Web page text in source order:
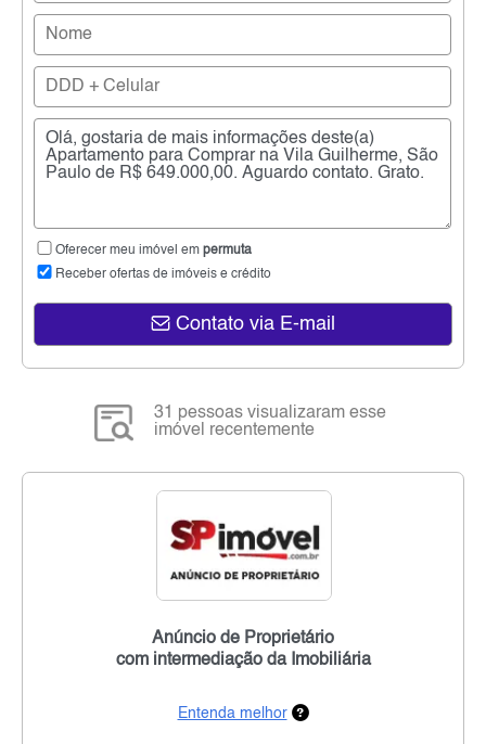
Oferecer meu imóvel em permuta
Receber ofertas de imóveis e crédito
Contato via E-mail
31 pessoas visualizaram esse
imóvel recentemente
Anúncio de Proprietário
com intermediação da Imobiliária
Entenda melhor